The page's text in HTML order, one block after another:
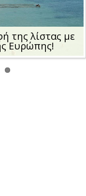
της λίστας με
Ευρώπης!
Next